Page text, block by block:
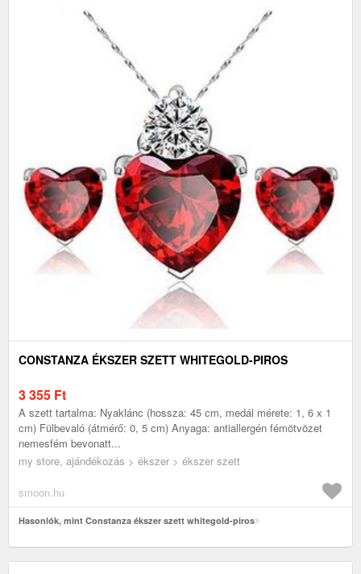
CONSTANZA ÉKSZER SZETT WHITEGOLD-PIROS
3 355 Ft
A szett tartalma: Nyaklánc (hossza: 45 cm, medál mérete: 1, 6 x 1
cm) Fülbevaló (átmérő: 0, 5 cm) Anyaga: antiallergén fémötvözet
nemesfém bevonatt...
my store, ajándékozás > ékszer > ékszer szett
smoon.hu
Hasonlók, mint Constanza ékszer szett whitegold-piros